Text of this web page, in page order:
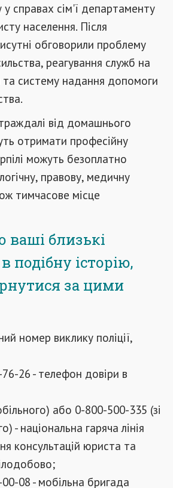
у справах сім'ї департаменту
населення. Після
обговорили проблему
реагування служб на
та систему надання допомоги
від домашнього
отримати професійну
можуть безоплатно
правову, медичну
тимчасове місце
ваші близькі
подібну історію,
за цими
номер виклику поліції,
26 - телефон довіри в
або 0-800-500-335 (зі
- національна гаряча лінія
консультацій юриста та
08 - мобільна бригада